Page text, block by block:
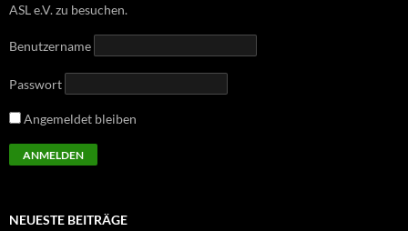
ASL e.V. zu besuchen.
Benutzername
Passwort
Angemeldet bleiben
NEUESTE BEITRÄGE